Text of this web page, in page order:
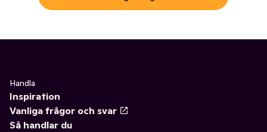
Handla
Inspiration
Vanliga frågor och svar
Så handlar du